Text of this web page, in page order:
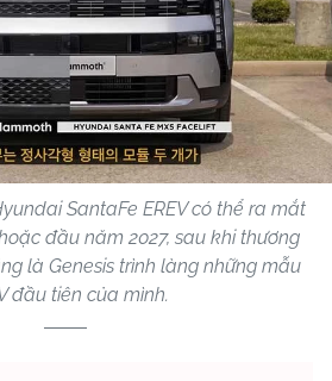
SantaFe EREV có thể ra mắt
đầu năm 2027, sau khi thương
là Genesis trình làng những mẫu
đầu tiên của mình.